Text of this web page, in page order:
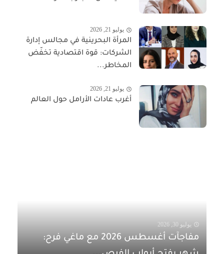
يوليو 21, 2026
المرأة البحرينية في مجالس إدارة
الشركات: قوة اقتصادية تخفّض
المخاطر...
يوليو 21, 2026
أغرب عادات الأرامل حول العالم
يوليو 30, 2026
مفاجآت أغسطس 2026 مع ماغي فرح: